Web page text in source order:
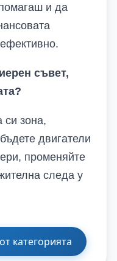
и да
съвет,
си зона,
двигатели
променяйте
следа у
категорията